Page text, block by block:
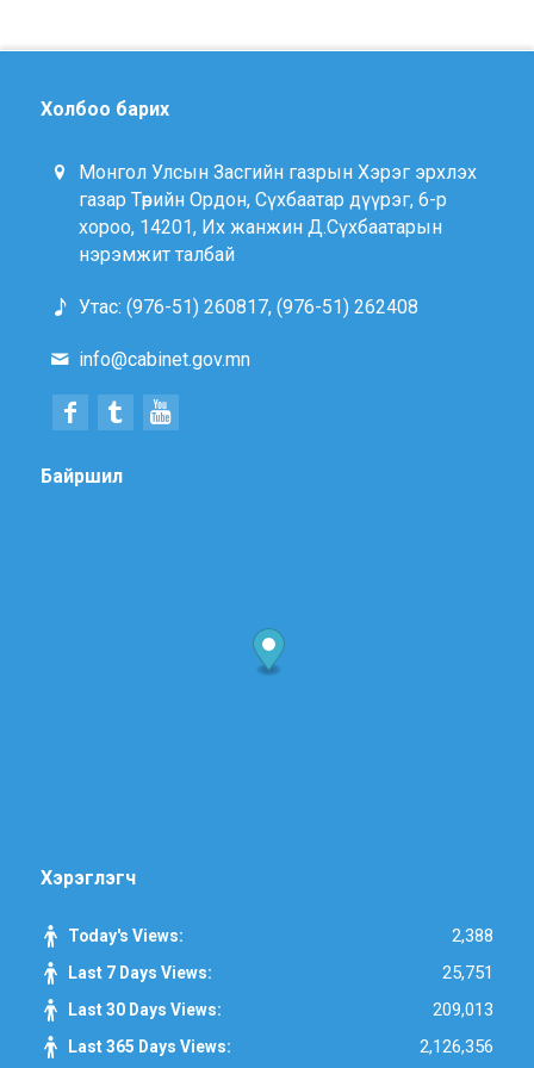
Холбоо барих
Монгол Улсын Засгийн газрын Хэрэг эрхлэх
газар Төрийн Ордон, Сүхбаатар дүүрэг, 6-р
хороо, 14201, Их жанжин Д.Сүхбаатарын
нэрэмжит талбай
Утас: (976-51) 260817, (976-51) 262408
info@cabinet.gov.mn
Байршил
Хэрэглэгч
Today's Views: 2,388
Last 7 Days Views: 25,751
Last 30 Days Views: 209,013
Last 365 Days Views: 2,126,356